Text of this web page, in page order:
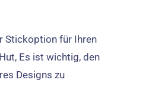
Stickoption für Ihren
Es ist wichtig, den
Designs zu